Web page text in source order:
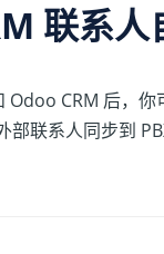
联系人
Odoo CRM 后，
部联系人同步到